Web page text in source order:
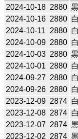
2024-10-18 2880
2024-10-16 2880
2024-10-11
2880
2024-10-09 2880
2024-10-03 2880
2024-10-01 2880
2024-09-27 2880
2024-09-26 2880
2023-12-09 2874
2023-12-08 2874
2023-12-07 2874
2023-12-02 2874